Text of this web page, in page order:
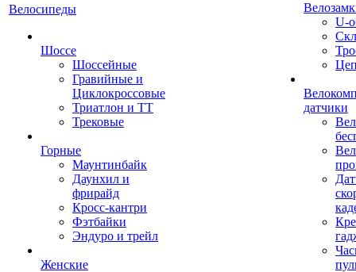
Велосипеды
Шоссе
Шоссейные
Гравийные и
Циклокроссовые
Триатлон и ТТ
Трековые
Горные
Маунтинбайк
Даунхил и
фрирайд
Кросс-кантри
Фэтбайки
Эндуро и трейл
Женские
U-
датчики